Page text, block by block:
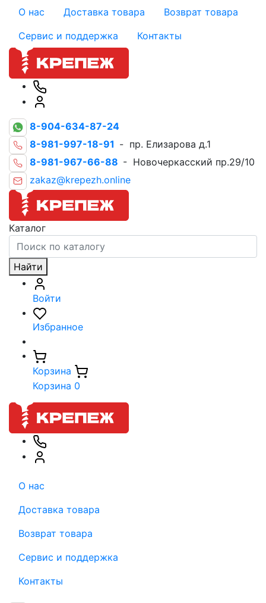
О нас Доставка товара
Возврат товара
Сервис и поддержка
Контакты
8-904-634-87-24
8-981-997-18-91 - пр. Елизарова д.1
8-981-967-66-88 - Новочеркасский пр.29/10
zakaz@krepezh.online
Каталог
Найти
Войти
Избранное
Корзина
Корзина 0
О нас
Доставка товара
Возврат товара
Сервис и поддержка
Контакты